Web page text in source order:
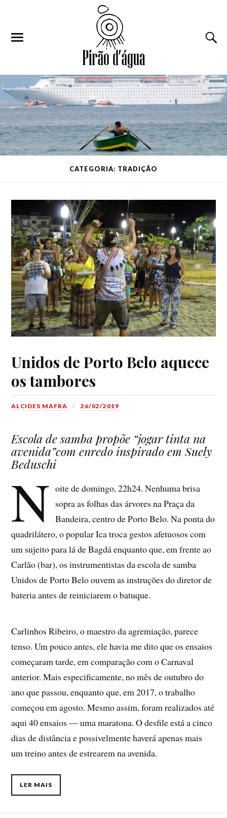
CATEGORIA: TRADIÇÃO
Unidos de Porto Belo aquece
os tambores
ALCIDES MAFRA 26/02/2019
Escola de sambapropõe “jogar tinta na
avenida”com enredo inspirado em Suely
Beduschi
N oite de domingo, 22h24. Nenhuma brisa
sopra as folhas das árvores na Praça da
Bandeira, centro de Porto Belo. Na ponta do
quadrilátero, o popular Ica troca gestos afetuosos com
um sujeito para lá de Bagdá enquanto que, em frente ao
Carlão (bar), os instrumentistas da escola de samba
Unidos de Porto Belo ouvem as instruções do diretor de
bateria antes de reiniciarem o batuque.
Carlinhos Ribeiro, o maestro da agremiação, parece
tenso. Um pouco antes, ele havia me dito que os ensaios
começaram tarde, em comparação com o Carnaval
anterior. Mais especificamente, no mês de outubro do
ano que passou, enquanto que, em 2017, o trabalho
começou em agosto. Mesmo assim, foram realizados até
aqui 40 ensaios — uma maratona. O desfile está a cinco
dias de distância e possivelmente haverá apenas mais
um treino antes de estrearem na avenida.
LER MAIS